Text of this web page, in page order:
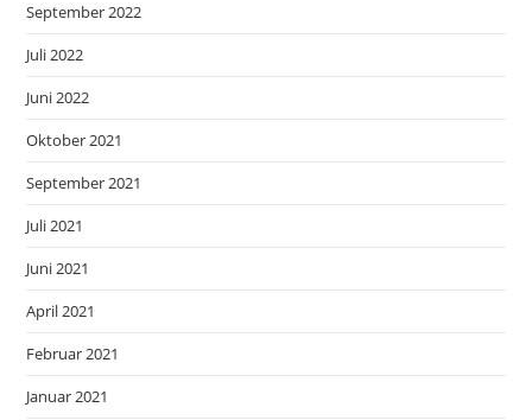
September 2022
Juli 2022
Juni 2022
Oktober 2021
September 2021
Juli 2021
Juni 2021
April 2021
Februar 2021
Januar 2021